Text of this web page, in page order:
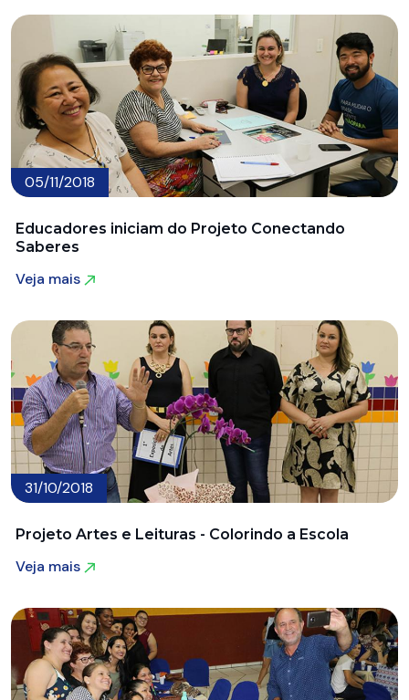
05/11/2018
Educadores iniciam do Projeto Conectando
Saberes
Veja mais
31/10/2018
Projeto Artes e Leituras - Colorindo a Escola
Veja mais